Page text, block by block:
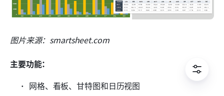
图片来源：smartsheet.com
主要功能：
网格、看板、甘特图和日历视图